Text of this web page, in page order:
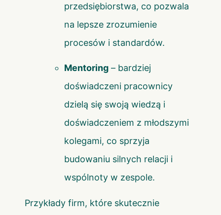
przedsiębiorstwa, co pozwala
na lepsze zrozumienie
procesów i standardów.
Mentoring – bardziej
doświadczeni pracownicy
dzielą się swoją wiedzą i
doświadczeniem z młodszymi
kolegami, co sprzyja
budowaniu silnych relacji i
wspólnoty w zespole.
Przykłady firm, które skutecznie